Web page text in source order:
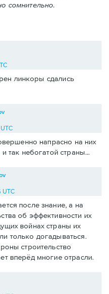
сомнительно.
линкоры сдались
напрасно на них
так небогатой страны...
UTC
после знание, а на
об эффективности их
войнах страны их
только догадываться.
строительство
вперёд многие отрасли.